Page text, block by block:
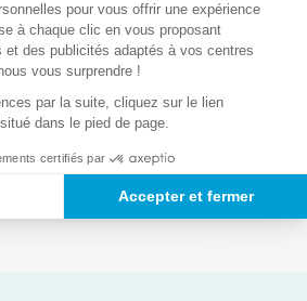
Lire la suite
une finesse de filtration supérieur à
d’obtenir une eau saine et propre très
du temps, la cartouche filtrante
claire pour qu’elle retrouve sa pleine
pour vous offrir une expérience
à chaque clic en vous proposant
et des publicités adaptés à vos centres
vous surprendre !
par la suite, cliquez sur le lien
dans le pied de page.
certifiés par
Accepter et fermer